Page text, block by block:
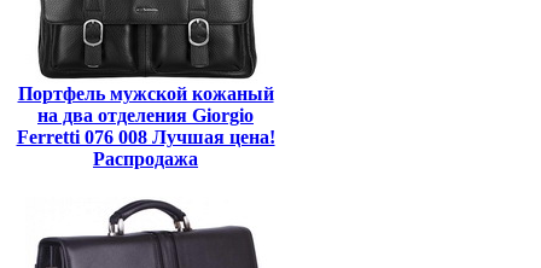
Портфель мужской кожаный
на два отделения Giorgio
Ferretti 076 008 Лучшая цена!
Распродажа